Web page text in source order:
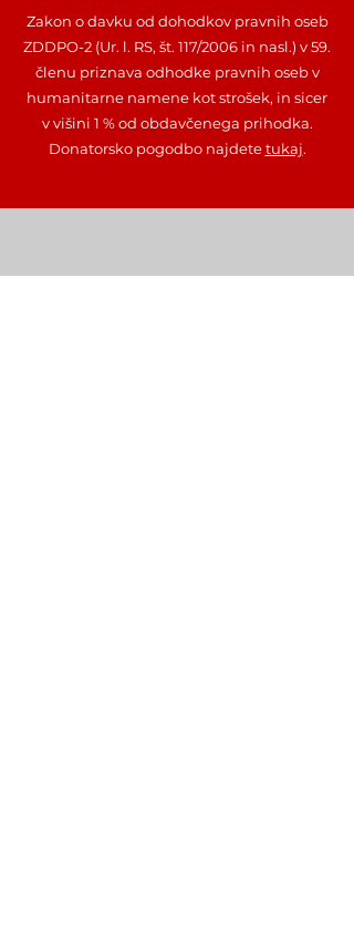
Zakon o davku od dohodkov pravnih oseb
ZDDPO-2 (Ur. l. RS, št. 117/2006 in nasl.) v 59.
členu priznava odhodke pravnih oseb v
humanitarne namene kot strošek, in sicer
v višini 1 % od obdavčenega prihodka.
Donatorsko pogodbo najdetetukaj.